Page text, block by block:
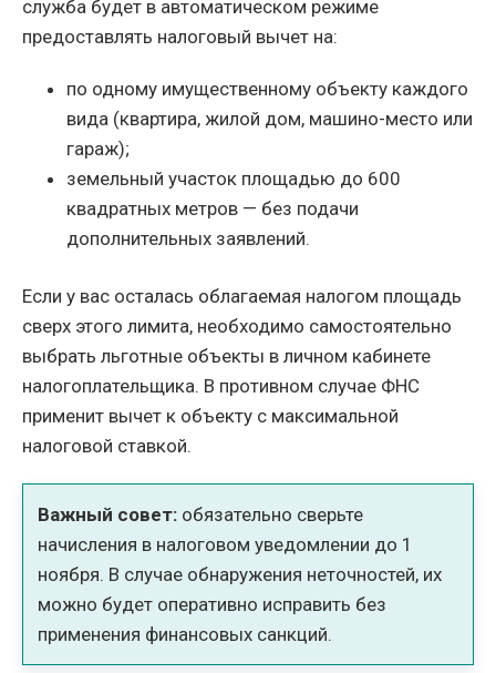
служба будет в автоматическом режиме
предоставлять налоговый вычет на:
по одному имущественному объекту каждого
вида (квартира, жилой дом, машино-место или
гараж);
земельный участок площадью до 600
квадратных метров — без подачи
дополнительных заявлений.
Если у вас осталась облагаемая налогом площадь
сверх этого лимита, необходимо самостоятельно
выбрать льготные объекты в личном кабинете
налогоплательщика. В противном случае ФНС
применит вычет к объекту с максимальной
налоговой ставкой.
Важный совет: обязательно сверьте
начисления в налоговом уведомлении до 1
ноября. В случае обнаружения неточностей, их
можно будет оперативно исправить без
применения финансовых санкций.